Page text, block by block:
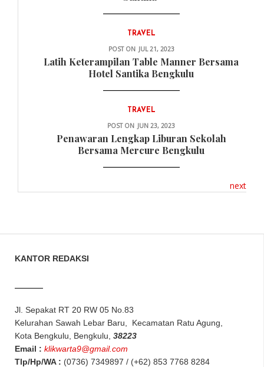
TRAVEL
POST ON JUL 21, 2023
Latih Keterampilan Table Manner Bersama
Hotel Santika Bengkulu
TRAVEL
POST ON JUN 23, 2023
Penawaran Lengkap Liburan Sekolah
Bersama Mercure Bengkulu
next
KANTOR REDAKSI
Jl. Sepakat RT 20 RW 05 No.83
Kelurahan Sawah Lebar Baru, Kecamatan Ratu Agung,
Kota Bengkulu, Bengkulu, 38223
Email : klikwarta9@gmail.com
Tlp/Hp/WA : (0736) 7349897 / (+62) 853 7768 8284